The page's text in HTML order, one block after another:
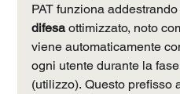
PAT funziona
difesa ottimizzato, noto
viene automaticamente
ogni utente durante la
(utilizzo). Questo prefisso